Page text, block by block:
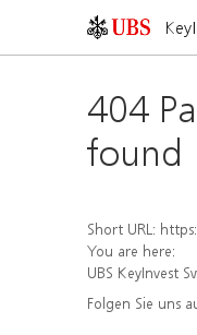
404
found
Short URL: https://
You are here:
UBS KeyInvest
Folgen Sie uns